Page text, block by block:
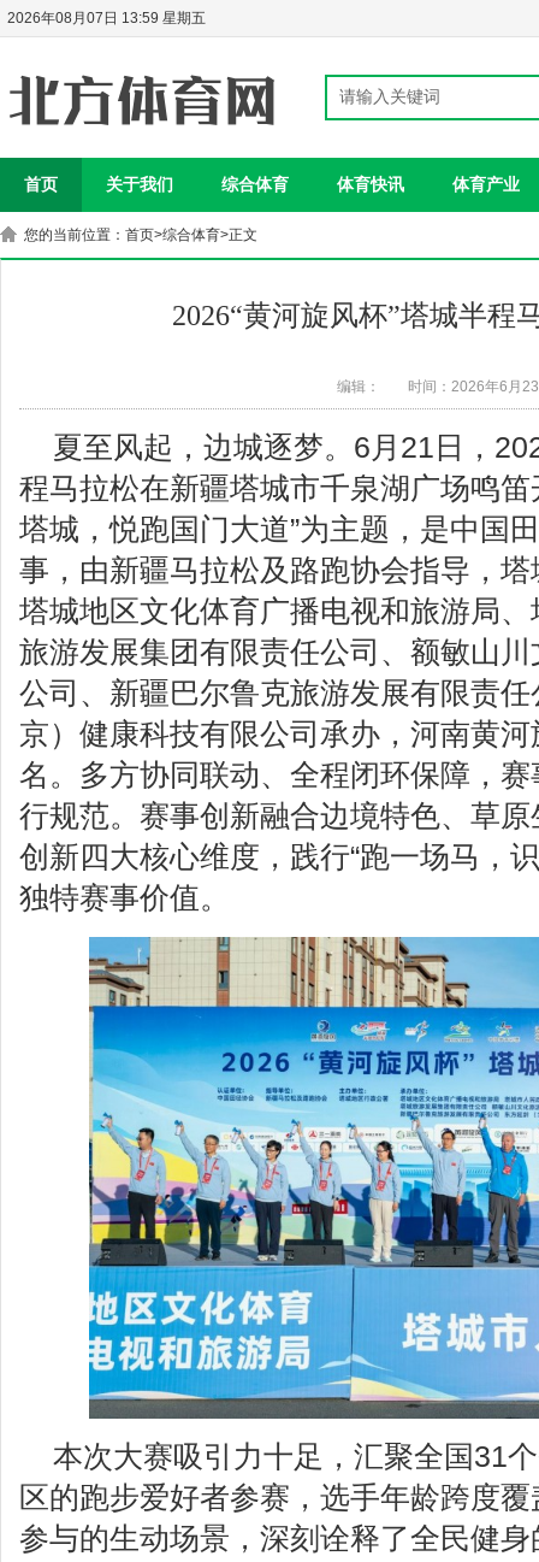
2026年08月07日 13:59 星期五
首页 关于我们 综合体育 体育快讯 体育产业
您的当前位置： 首页>综合体育>正文
2026“黄河旋风杯”塔城半程
编辑： 时间：2026年6月
夏至风起，边城逐梦。6月21日，
程马拉松在新疆塔城市千泉湖广场鸣
塔城，悦跑国门大道”为主题，是中国
事，由新疆马拉松及路跑协会指导，
塔城地区文化体育广播电视和旅游局
旅游发展集团有限责任公司、额敏山
公司、新疆巴尔鲁克旅游发展有限责
京）健康科技有限公司承办，河南黄
名。多方协同联动、全程闭环保障，
行规范。赛事创新融合边境特色、草
创新四大核心维度，践行“跑一场马，
独特赛事价值。
本次大赛吸引力十足，汇聚全国31
区的跑步爱好者参赛，选手年龄跨度
参与的生动场景，深刻诠释了全民健